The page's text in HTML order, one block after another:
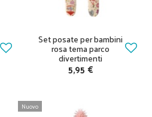
Set posate per bambini
rosa tema parco
divertimenti
5,95 €
Nuovo